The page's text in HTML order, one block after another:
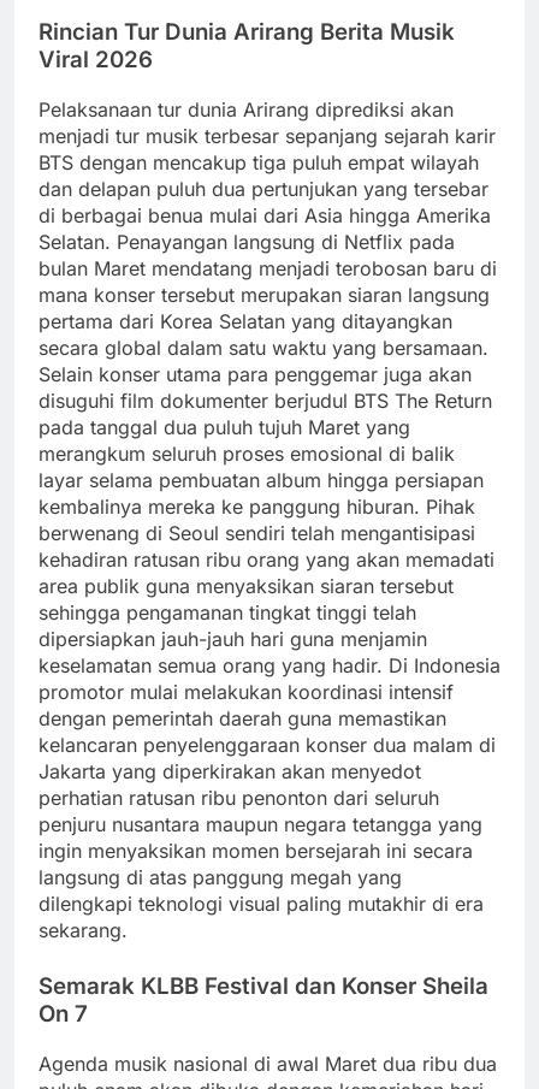
Rincian Tur Dunia Arirang Berita Musik
Viral 2026
Pelaksanaan tur dunia Arirang diprediksi akan
menjadi tur musik terbesar sepanjang sejarah karir
BTS dengan mencakup tiga puluh empat wilayah
dan delapan puluh dua pertunjukan yang tersebar
di berbagai benua mulai dari Asia hingga Amerika
Selatan. Penayangan langsung di Netflix pada
bulan Maret mendatang menjadi terobosan baru di
mana konser tersebut merupakan siaran langsung
pertama dari Korea Selatan yang ditayangkan
secara global dalam satu waktu yang bersamaan.
Selain konser utama para penggemar juga akan
disuguhi film dokumenter berjudul BTS The Return
pada tanggal dua puluh tujuh Maret yang
merangkum seluruh proses emosional di balik
layar selama pembuatan album hingga persiapan
kembalinya mereka ke panggung hiburan. Pihak
berwenang di Seoul sendiri telah mengantisipasi
kehadiran ratusan ribu orang yang akan memadati
area publik guna menyaksikan siaran tersebut
sehingga pengamanan tingkat tinggi telah
dipersiapkan jauh-jauh hari guna menjamin
keselamatan semua orang yang hadir. Di Indonesia
promotor mulai melakukan koordinasi intensif
dengan pemerintah daerah guna memastikan
kelancaran penyelenggaraan konser dua malam di
Jakarta yang diperkirakan akan menyedot
perhatian ratusan ribu penonton dari seluruh
penjuru nusantara maupun negara tetangga yang
ingin menyaksikan momen bersejarah ini secara
langsung di atas panggung megah yang
dilengkapi teknologi visual paling mutakhir di era
sekarang.
Semarak KLBB Festival dan Konser Sheila
On 7
Agenda musik nasional di awal Maret dua ribu dua